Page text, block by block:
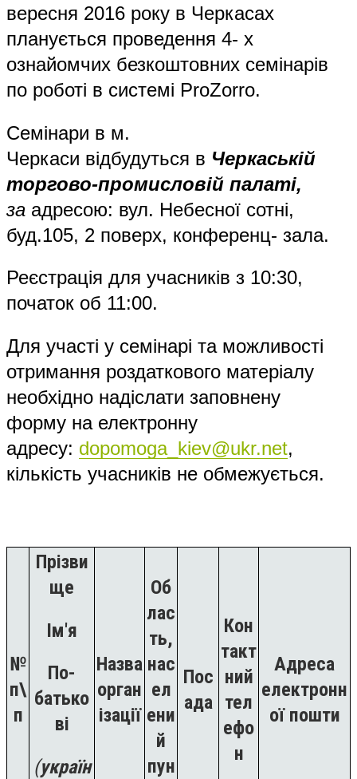
вересня 2016 року в Черкасах
планується проведення 4- х
ознайомчих безкоштовних семінарів
по роботі в системі ProZorro.
Семінари в м.
Черкаси відбудуться в Черкаській
торгово-промисловій палаті,
за адресою: вул. Небесної сотні,
буд.105, 2 поверх, конференц- зала.
Реєстрація для учасників з 10:30,
початок об 11:00.
Для участі у семінарі та можливості
отримання роздаткового матеріалу
необхідно надіслати заповнену
форму на електронну
адресу: dopomoga_kiev@ukr.net,
кількість учасників не обмежується.
№
п\
п
Прізви
ще
Ім'я
По-
батько
ві
(україн
Назва
орган
ізації
Об
лас
ть,
нас
ел
ени
й
пун
Пос
ада
Кон
такт
ний
тел
ефо
н
Адреса
електронн
ої пошти